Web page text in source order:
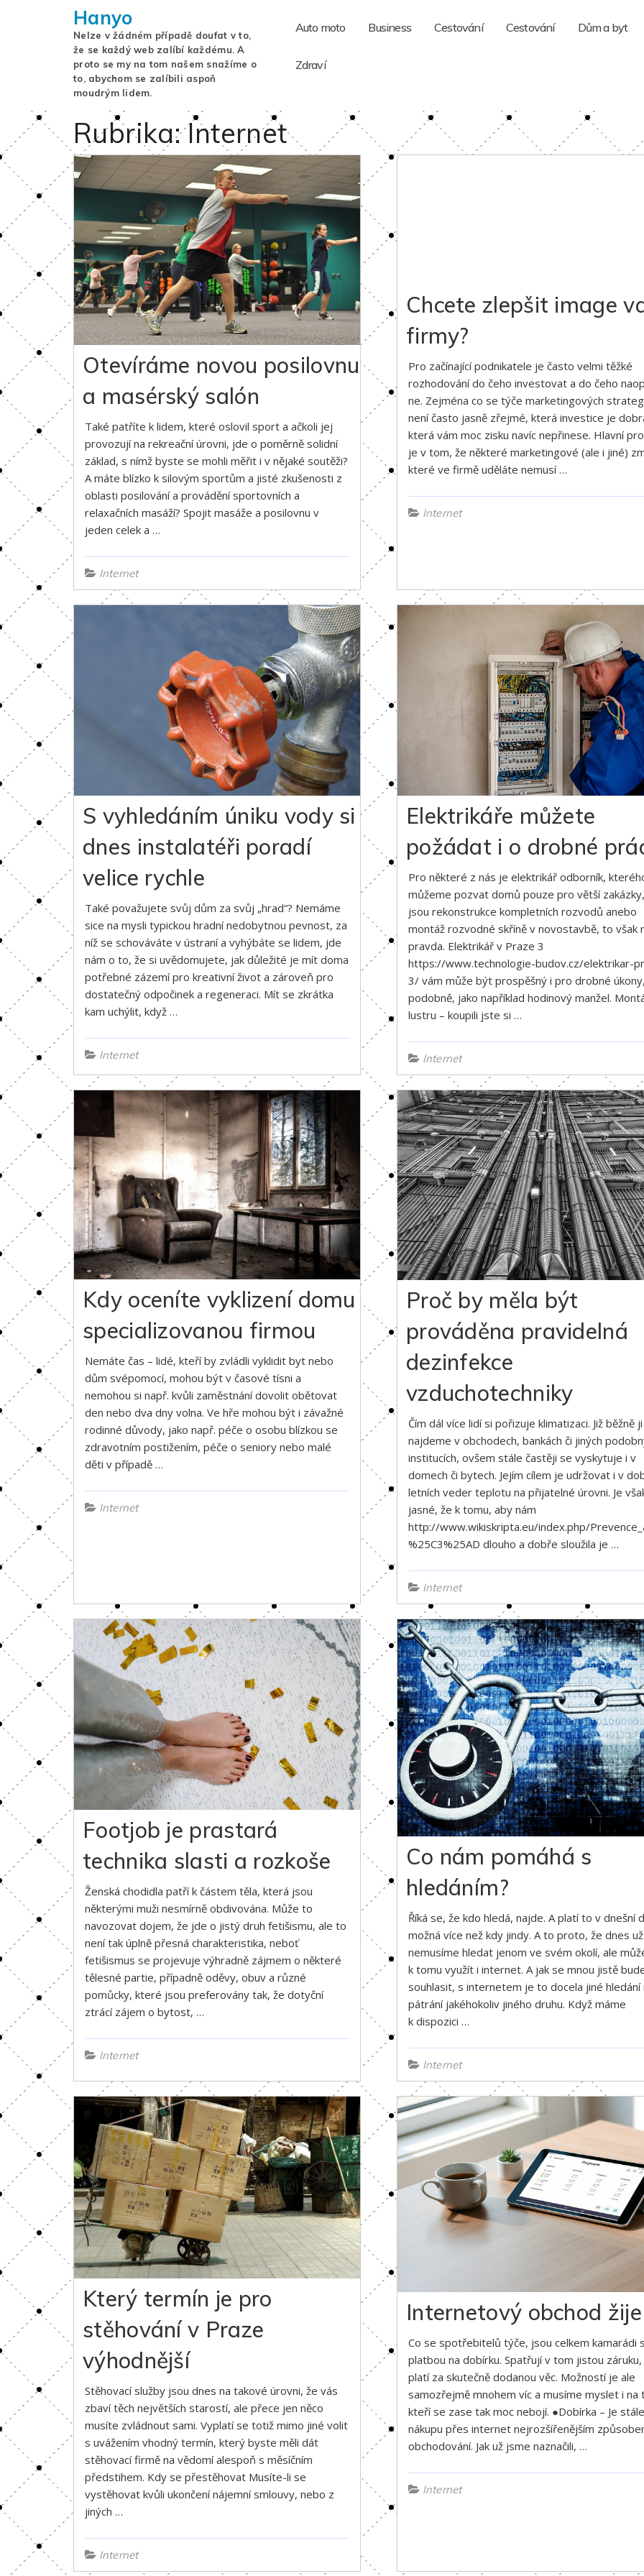
Hanyo
Nelze v žádném případě doufat v to,
že se každý web zalíbí každému. A
proto se my na tom našem snažíme o
to, abychom se zalíbili aspoň
moudrým lidem.
Auto moto Business Cestování Cestování Dům a byt
Zdraví
Rubrika:Internet
Otevíráme novou posilovnu
a masérský salón
Také patříte k lidem, které oslovil sport a ačkoli jej
provozují na rekreační úrovni, jde o poměrně solidní
základ, s nímž byste se mohli měřit i v nějaké soutěži?
A máte blízko k silovým sportům a jisté zkušenosti z
oblasti posilování a provádění sportovních a
relaxačních masáží? Spojit masáže a posilovnu v
jeden celek a …
Internet
Chcete zlepšit image
firmy?
Pro začínající podnikatele je často velmi těžké
rozhodování do čeho investovat a do čeho
ne. Zejména co se týče marketingových
není často jasně zřejmé, která investice je
která vám moc zisku navíc nepřinese. Hlavní
je v tom, že některé marketingové (ale i jiné)
které ve firmě uděláte nemusí …
Internet
S vyhledáním úniku vody si
dnes instalatéři poradí
velice rychle
Také považujete svůj dům za svůj „hrad“? Nemáme
sice na mysli typickou hradní nedobytnou pevnost, za
níž se schováváte v ústraní a vyhýbáte se lidem, jde
nám o to, že si uvědomujete, jak důležité je mít doma
potřebné zázemí pro kreativní život a zároveň pro
dostatečný odpočinek a regeneraci. Mít se zkrátka
kam uchýlit, když …
Internet
Elektrikáře můžete
požádat i o drobné
Pro některé z nás je elektrikář odborník,
můžeme pozvat domů pouze pro větší
jsou rekonstrukce kompletních rozvodů anebo
montáž rozvodné skříně v novostavbě, to však
pravda. Elektrikář v Praze 3
https://www.technologie-budov.cz/elektrikar-
3/ vám může být prospěšný i pro drobné
podobně, jako například hodinový manžel.
lustru – koupili jste si …
Internet
Kdy oceníte vyklizení domu
specializovanou firmou
Nemáte čas – lidé, kteří by zvládli vyklidit byt nebo
dům svépomocí, mohou být v časové tísni a
nemohou si např. kvůli zaměstnání dovolit obětovat
den nebo dva dny volna. Ve hře mohou být i závažné
rodinné důvody, jako např. péče o osobu blízkou se
zdravotním postižením, péče o seniory nebo malé
děti v případě …
Internet
Proč by měla být
prováděna pravidelná
dezinfekce
vzduchotechniky
Čím dál více lidí si pořizuje klimatizaci. Již běžně ji
najdeme v obchodech, bankách či jiných
institucích, ovšem stále častěji se vyskytuje i v
domech či bytech. Jejím cílem je udržovat i v
letních veder teplotu na přijatelné úrovni. Je
jasné, že k tomu, aby nám
http://www.wikiskripta.eu/index.php/
%25C3%25AD dlouho a dobře sloužila je …
Internet
Footjob je prastará
technika slasti a rozkoše
Ženská chodidla patří k částem těla, která jsou
některými muži nesmírně obdivována. Může to
navozovat dojem, že jde o jistý druh fetišismu, ale to
není tak úplně přesná charakteristika, neboť
fetišismus se projevuje výhradně zájmem o některé
tělesné partie, případně oděvy, obuv a různé
pomůcky, které jsou preferovány tak, že dotyční
ztrácí zájem o bytost, …
Internet
Co nám pomáhá s
hledáním?
Říká se, že kdo hledá, najde. A platí to v dnešní
možná více než kdy jindy. A to proto, že dnes už
nemusíme hledat jenom ve svém okolí, ale
k tomu využít i internet. A jak se mnou jistě
souhlasit, s internetem je to docela jiné hledání
pátrání jakéhokoliv jiného druhu. Když máme
k dispozici …
Internet
Který termín je pro
stěhování v Praze
výhodnější
Stěhovací služby jsou dnes na takové úrovni, že vás
zbaví těch největších starostí, ale přece jen něco
musíte zvládnout sami. Vyplatí se totiž mimo jiné volit
s uvážením vhodný termín, který byste měli dát
stěhovací firmě na vědomí alespoň s měsíčním
předstihem. Kdy se přestěhovat Musíte-li se
vystěhovat kvůli ukončení nájemní smlouvy, nebo z
jiných …
Internet
Internetový obchod žije
Co se spotřebitelů týče, jsou celkem kamarádi
platbou na dobírku. Spatřují v tom jistou záruku,
platí za skutečně dodanou věc. Možností je ale
samozřejmě mnohem víc a musíme myslet i na
kteří se zase tak moc nebojí. ●Dobírka – Je
nákupu přes internet nejrozšířenějším
obchodování. Jak už jsme naznačili, …
Internet